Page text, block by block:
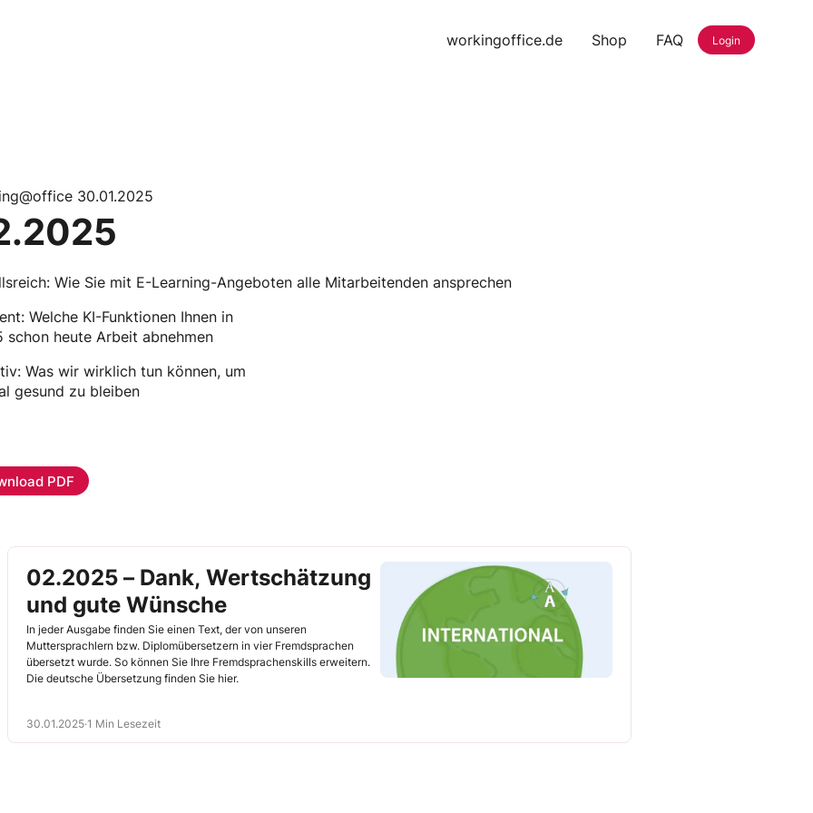
workingoffice.de Shop FAQ Login
30.01.2025
Wie Sie mit E-Learning-Angeboten alle Mitarbeitenden ansprechen
Welche KI-Funktionen Ihnen in
schon heute Arbeit abnehmen
Was wir wirklich tun können, um
gesund zu bleiben
PDF
02.2025 – Dank, Wertschätzung
und gute Wünsche
In jeder Ausgabe finden Sie einen Text, der von unseren
Muttersprachlern bzw. Diplomübersetzern in vier Fremdsprachen
übersetzt wurde. So können Sie Ihre Fremdsprachenskills erweitern.
Die deutsche Übersetzung finden Sie hier.
30.01.2025·1 Min Lesezeit